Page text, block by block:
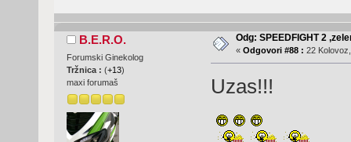
B.E.R.O.
Forumski Ginekolog
Tržnica : (+13)
maxi forumaš
Odg: SPEEDFIGHT 2
« Odgovori #88 : 22
Uzas!!!